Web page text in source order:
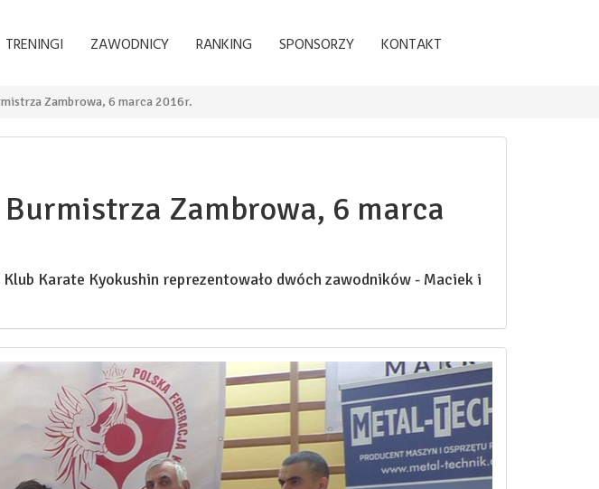
TRENINGI ZAWODNICY RANKING SPONSORZY KONTAKT
Zambrowa, 6 marca 2016r.
Zambrowa, 6 marca
Karate Kyokushin reprezentowało dwóch zawodników - Maciek i